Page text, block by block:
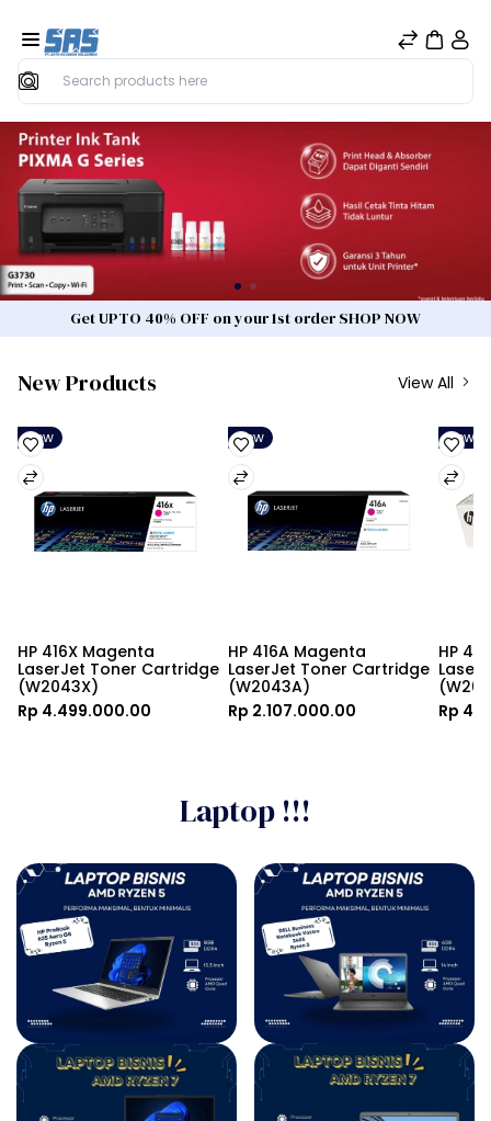
Search
Get UPTO 40% OFF on your 1st order SHOP NOW
New Products View All
New
HP 416X Magenta
LaserJet Toner Cartridge
(W2043X)
Rp 4.499.000.00
New
HP 416A Magenta
LaserJet Toner Cartridge
(W2043A)
Rp 2.107.000.00
New
HP
Rp
Laptop !!!